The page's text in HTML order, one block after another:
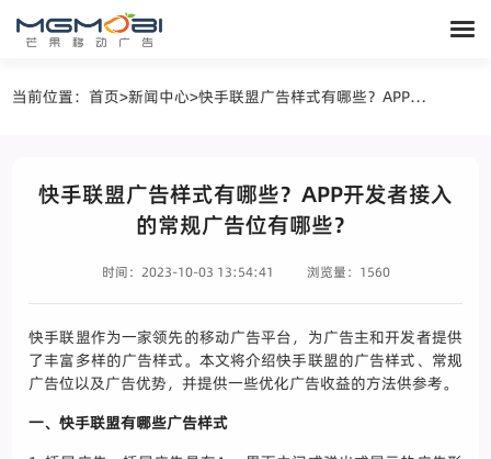
当前位置：首页>新闻中心> 快手联盟广告样式有哪些？APP开发者接入的常规广告位有哪些？
快手联盟广告样式有哪些？APP开发者接入
的常规广告位有哪些？
时间：2023-10-03 13:54:41 浏览量：1560
快手联盟作为一家领先的移动广告平台，为广告主和开发者提供
了丰富多样的广告样式。本文将介绍快手联盟的广告样式、常规
广告位以及广告优势，并提供一些优化广告收益的方法供参考。
一、快手联盟有哪些广告样式